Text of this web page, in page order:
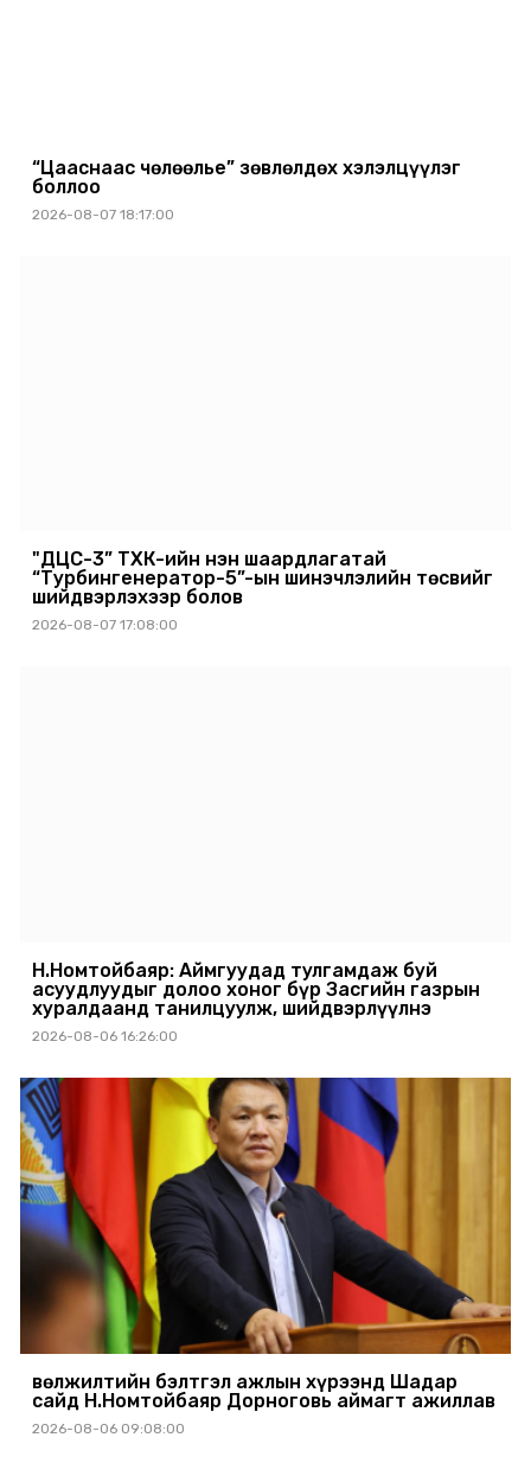
“Цааснаас чөлөөлье” зөвлөлдөх хэлэлцүүлэг
боллоо
2026-08-07 18:17:00
"ДЦС-3” ТӨХК-ийн нэн шаардлагатай
“Турбингенератор-5”-ын шинэчлэлийн төсвийг
шийдвэрлэхээр болов
2026-08-07 17:08:00
Н.Номтойбаяр: Аймгуудад тулгамдаж буй
асуудлуудыг долоо хоног бүр Засгийн газрын
хуралдаанд танилцуулж, шийдвэрлүүлнэ
2026-08-06 16:26:00
Өвөлжилтийн бэлтгэл ажлын хүрээнд Шадар
сайд Н.Номтойбаяр Дорноговь аймагт ажиллав
2026-08-06 09:08:00